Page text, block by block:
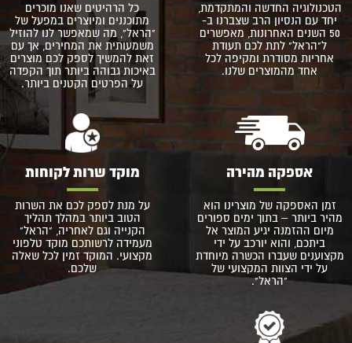
הטכנולוגיה החדשה והמתקדמת,
יחד עם הנסיון הרב שצברנו ב-
50 השנים האחרונות, מאפשרים
ל"הראל" לתת לכם תעודת
אחריות מסודרת ומקיפה לכל
אחד מהמוצרים שלנו.
כל הרהיטים שאנו מוכרים
מתוכננים ומיוצרים במפעל של
"הראל", מה שמאפשר לנו להוזיל
משמעותית את המחירים, אך עם
זאת להמשיך לספק לכם מוצרים
באיכות גבוהה ביותר תוך הקפדה
על הפרטים הקטנים ביותר.
אספקה מהירה
זמן האספקה של מוצרינו הוא
מהיר ביותר – בתוך ימים ספורים
מיום ההזמנה יגיע המוצר אל
ביתכם, והוא יורכב על ידי
מקצוענים שעברו הכשרה מיוחדת
על ידי הצוות המקצועי של
"הראל".
מוקד שרות לקוחות
על מנת לספק לכם את השרות
הטוב ביותר במהלך תהליך
הקנייה וגם לאחריה, "הראל"
מעמידה לרשותכם מוקד טלפוני
מקצועי. המוקד זמין לכל שאלה
שלכם.